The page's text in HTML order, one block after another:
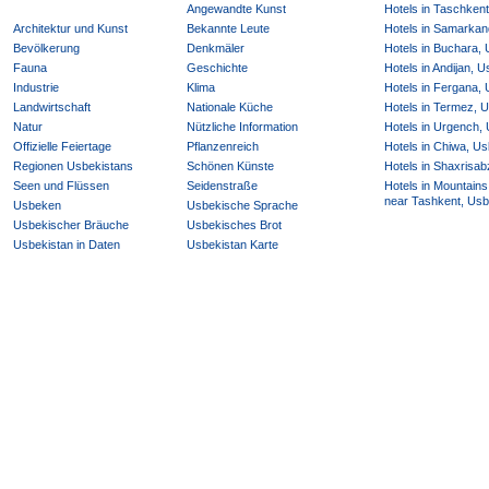
Angewandte Kunst
Architektur und Kunst
Bekannte Leute
Bevölkerung
Denkmäler
Fauna
Geschichte
Industrie
Klima
Landwirtschaft
Nationale Küche
Natur
Nützliche Information
Offizielle Feiertage
Pflanzenreich
Regionen Usbekistans
Schönen Künste
Seen und Flüssen
Seidenstraße
Usbeken
Usbekische Sprache
Usbekischer Bräuche
Usbekisches Brot
Usbekistan in Daten
Usbekistan Karte
Hotels in
Hotels in
Hotels in Buchara,
Hotels in Andijan,
Hotels in Fergana,
Hotels in Termez,
Hotels in Urgench,
Hotels in Chiwa,
Hotels in
Hotels in
near Tashkent,